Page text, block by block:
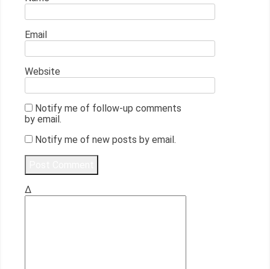
Email
Website
Notify me of follow-up comments
by email.
Notify me of new posts by email.
Δ